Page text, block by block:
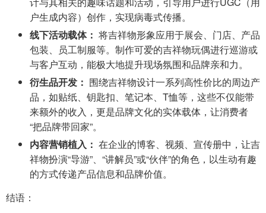
户生成内容）创作，实现病毒式传播。
线下活动载体： 将吉祥物形象应用于展会、门店、产品
包装、员工制服等。制作可爱的吉祥物玩偶进行巡游或
与客户互动，能极大地提升现场氛围和品牌亲和力。
衍生品开发： 围绕吉祥物设计一系列高性价比的周边产
品，如贴纸、钥匙扣、笔记本、T恤等，这些不仅能带
来额外的收入，更是品牌文化的实体载体，让消费者
“把品牌带回家”。
内容营销植入： 在企业的博客、视频、宣传册中，让吉
祥物扮演“导游”、“讲解员”或“伙伴”的角色，以生动有趣
的方式传递产品信息和品牌价值。
结语：